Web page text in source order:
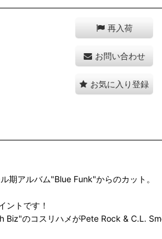
再入荷
お問い合わせ
お気に入り登録
期アルバム"Blue Funk"からのカット。
ントです！
のコスリハメがPete Rock & C.L.